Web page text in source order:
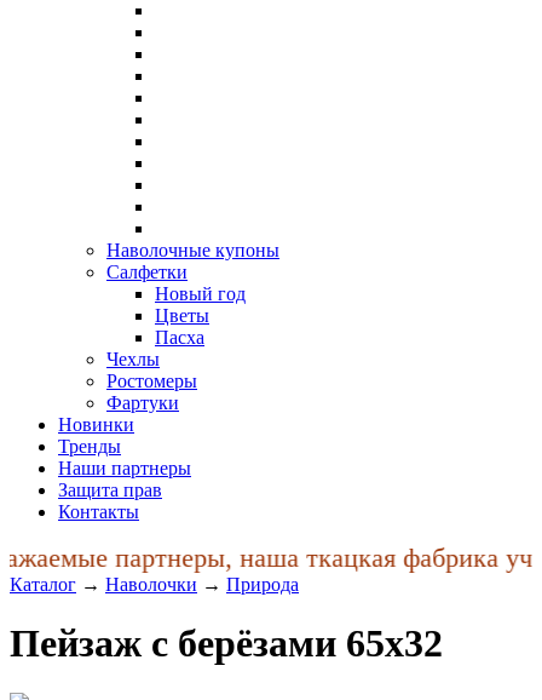
Наволочные купоны
Салфетки
Новый год
Цветы
Пасха
Чехлы
Ростомеры
Фартуки
Новинки
Тренды
Наши партнеры
Защита прав
Контакты
партнеры, наша ткацкая фабрика
Каталог → Наволочки → Природа
Пейзаж с берёзами 65x32